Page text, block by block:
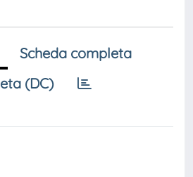
Scheda completa
(DC)